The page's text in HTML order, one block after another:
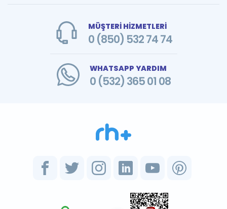
MÜŞTERİ HİZMETLERİ
0 (850) 532 74 74
WHATSAPP YARDIM
0 (532) 365 01 08